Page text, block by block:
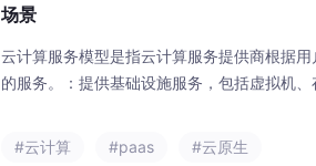
2401_84149685 来自 DAMO
damodev.csdn.net· 2024-04-14
SaaS，CaaS，MaaS(1)